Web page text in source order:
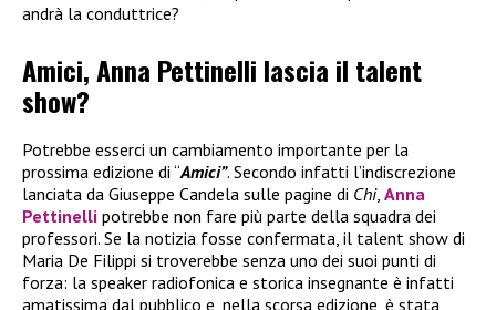
andrà la conduttrice?
Amici, Anna Pettinelli lascia il talent
show?
Potrebbe esserci un cambiamento importante per la
prossima edizione di “Amici”. Secondo infatti l’indiscrezione
lanciata da Giuseppe Candela sulle pagine di Chi, Anna
Pettinelli potrebbe non fare più parte della squadra dei
professori. Se la notizia fosse confermata, il talent show di
Maria De Filippi si troverebbe senza uno dei suoi punti di
forza: la speaker radiofonica e storica insegnante è infatti
amatissima dal pubblico e, nella scorsa edizione, è stata